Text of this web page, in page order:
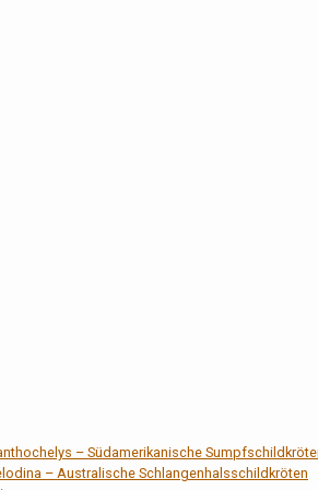
– Südamerikanische
– Australische Schlangenhalsschildkröten